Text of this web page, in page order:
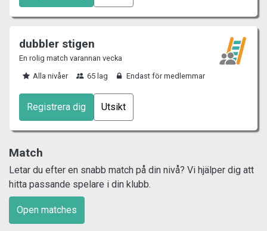
dubbler stigen
En rolig match varannan vecka
Alla nivåer
65 lag Endast för medlemmar
Registrera dig Utsikt
Match
Letar du efter en snabb match på din nivå? Vi hjälper dig att
hitta passande spelare i din klubb.
Open matches